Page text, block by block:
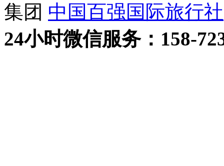
集团 中国百强国际旅行社
24小时微信服务：158-